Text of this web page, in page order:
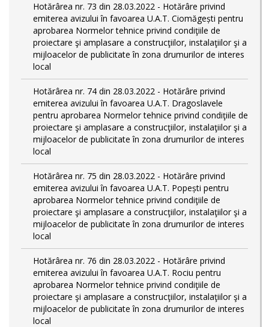
Hotărârea nr. 73 din 28.03.2022 - Hotărâre privind
emiterea avizului în favoarea U.A.T. Ciomăgești pentru
aprobarea Normelor tehnice privind condiţiile de
proiectare şi amplasare a construcţiilor, instalaţiilor şi a
mijloacelor de publicitate în zona drumurilor de interes
local
Hotărârea nr. 74 din 28.03.2022 - Hotărâre privind
emiterea avizului în favoarea U.A.T. Dragoslavele
pentru aprobarea Normelor tehnice privind condiţiile de
proiectare şi amplasare a construcţiilor, instalaţiilor şi a
mijloacelor de publicitate în zona drumurilor de interes
local
Hotărârea nr. 75 din 28.03.2022 - Hotărâre privind
emiterea avizului în favoarea U.A.T. Popești pentru
aprobarea Normelor tehnice privind condiţiile de
proiectare şi amplasare a construcţiilor, instalaţiilor şi a
mijloacelor de publicitate în zona drumurilor de interes
local
Hotărârea nr. 76 din 28.03.2022 - Hotărâre privind
emiterea avizului în favoarea U.A.T. Rociu pentru
aprobarea Normelor tehnice privind condiţiile de
proiectare şi amplasare a construcţiilor, instalaţiilor şi a
mijloacelor de publicitate în zona drumurilor de interes
local